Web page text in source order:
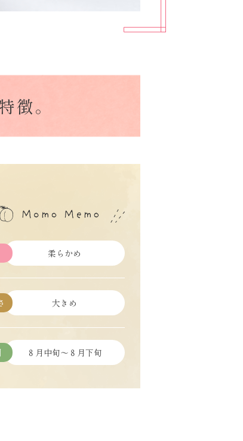
徴。
柔らかめ
大きめ
８月中旬～８月下旬